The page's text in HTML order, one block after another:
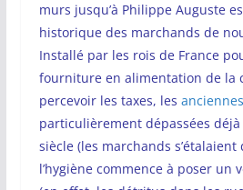
murs jusqu’à Philippe Auguste
historique des marchands de
Installé par les rois de France
fourniture en alimentation de la
percevoir les taxes, les
particulièrement dépassées
siècle (les marchands
l’hygiène commence à poser un